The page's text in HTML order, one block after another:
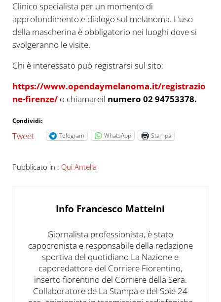
Clinico specialista per un momento di
approfondimento e dialogo sul melanoma. L’uso
della mascherina è obbligatorio nei luoghi dove si
svolgeranno le visite.
Chi è interessato può registrarsi sul sito:
https://www.opendaymelanoma.it/registrazio
ne-firenze/ o chiamareil numero 02 94753378.
Condividi:
Tweet Telegram WhatsApp Stampa
Pubblicato in : Qui Antella
Info Francesco Matteini
Giornalista professionista, è stato
capocronista e responsabile della redazione
sportiva del quotidiano La Nazione e
caporedattore del Corriere Fiorentino,
inserto fiorentino del Corriere della Sera.
Collaboratore de La Stampa e del Sole 24